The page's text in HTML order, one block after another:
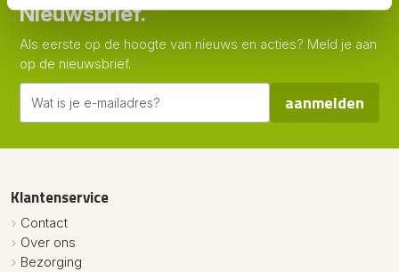
Nieuwsbrief.
Als eerste op de hoogte van nieuws en acties? Meld je aan
op de nieuwsbrief.
aanmelden
Klantenservice
Contact
Over ons
Bezorging